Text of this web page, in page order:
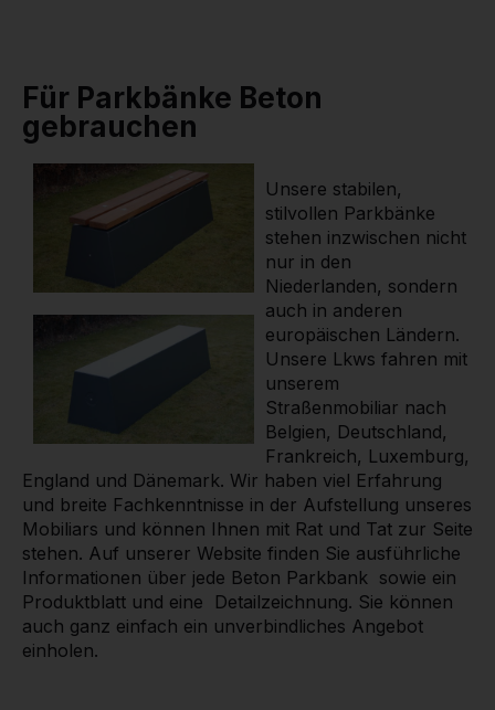
Für Parkbänke Beton
gebrauchen
Unsere stabilen,
stilvollen Parkbänke
stehen inzwischen nicht
nur in den
Niederlanden, sondern
auch in anderen
europäischen Ländern.
Unsere Lkws fahren mit
unserem
Straßenmobiliar nach
Belgien, Deutschland,
Frankreich, Luxemburg,
England und Dänemark. Wir haben viel Erfahrung
und breite Fachkenntnisse in der Aufstellung unseres
Mobiliars und können Ihnen mit Rat und Tat zur Seite
stehen. Auf unserer Website finden Sie ausführliche
Informationen über jede Beton Parkbank sowie ein
Produktblatt und eine Detailzeichnung. Sie können
auch ganz einfach ein unverbindliches Angebot
einholen.